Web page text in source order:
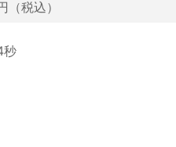
（税込）
秒